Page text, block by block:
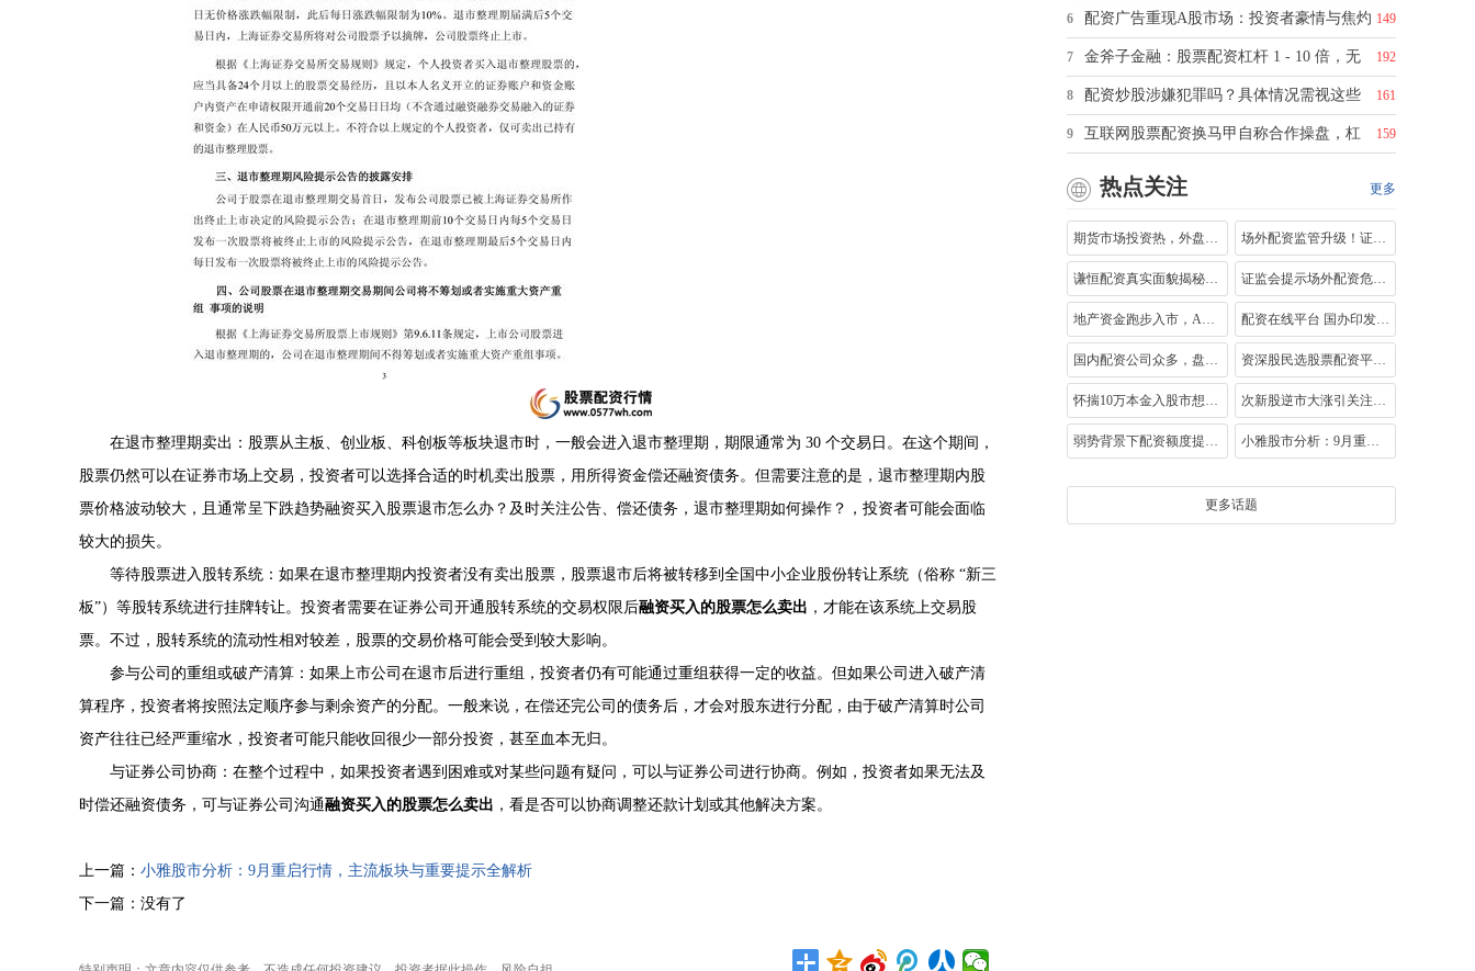
在退市整理期卖出：股票从主板、创业板、科创板等板块退市时，一般会进入退市整理期，期限通常为 30 个交易日。在这个期间，
股票仍然可以在证券市场上交易，投资者可以选择合适的时机卖出股票，用所得资金偿还融资债务。但需要注意的是，退市整理期内股
票价格波动较大，且通常呈下跌趋势融资买入股票退市怎么办？及时关注公告、偿还债务，退市整理期如何操作？，投资者可能会面临
较大的损失。
等待股票进入股转系统：如果在退市整理期内投资者没有卖出股票，股票退市后将被转移到全国中小企业股份转让系统（俗称 “新三
板”）等股转系统进行挂牌转让。投资者需要在证券公司开通股转系统的交易权限后融资买入的股票怎么卖出 ，才能在该系统上交易股
票。不过，股转系统的流动性相对较差，股票的交易价格可能会受到较大影响。
参与公司的重组或破产清算：如果上市公司在退市后进行重组，投资者仍有可能通过重组获得一定的收益。但如果公司进入破产清
算程序，投资者将按照法定顺序参与剩余资产的分配。一般来说，在偿还完公司的债务后，才会对股东进行分配，由于破产清算时公司
资产往往已经严重缩水，投资者可能只能收回很少一部分投资，甚至血本无归。
与证券公司协商：在整个过程中，如果投资者遇到困难或对某些问题有疑问，可以与证券公司进行协商。例如，投资者如果无法及
时偿还融资债务，可与证券公司沟通融资买入的股票怎么卖出 ，看是否可以协商调整还款计划或其他解决方案。
上一篇： 小雅股市分析：9月重启行情，主流板块与重要提示全解析
下一篇：没有了
6 149
配资广告重现A股市场：投资者豪情与焦灼
7 192
金斧子金融：股票配资杠杆 1 - 10 倍，无
8 161
配资炒股涉嫌犯罪吗？具体情况需视这些
9 159
互联网股票配资换马甲自称合作操盘，杠
更多
热点关注
期货市场投资热，外盘配资兴起，配配发 场外配资监管升级！证监会连发举措，多
谦恒配资真实面貌揭秘：合法正规运营与 证监会提示场外配资危害：参与违法活动
地产资金跑步入市，A股牛市未变，私募基 配资在线平台 国办印发2020年立法计划 多
国内配资公司众多，盘点全国排名前5的正 资深股民选股票配资平台，官网合规细节
怀揣10万本金入股市想大赚？小心场外配 次新股逆市大涨引关注！如何找逆势上涨
弱势背景下配资额度提升，风险提示却被 小雅股市分析：9月重启行情，主流板块与
更多话题